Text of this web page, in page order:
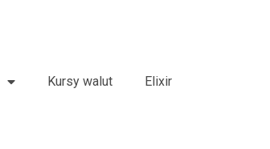
Kursy walut Elixir